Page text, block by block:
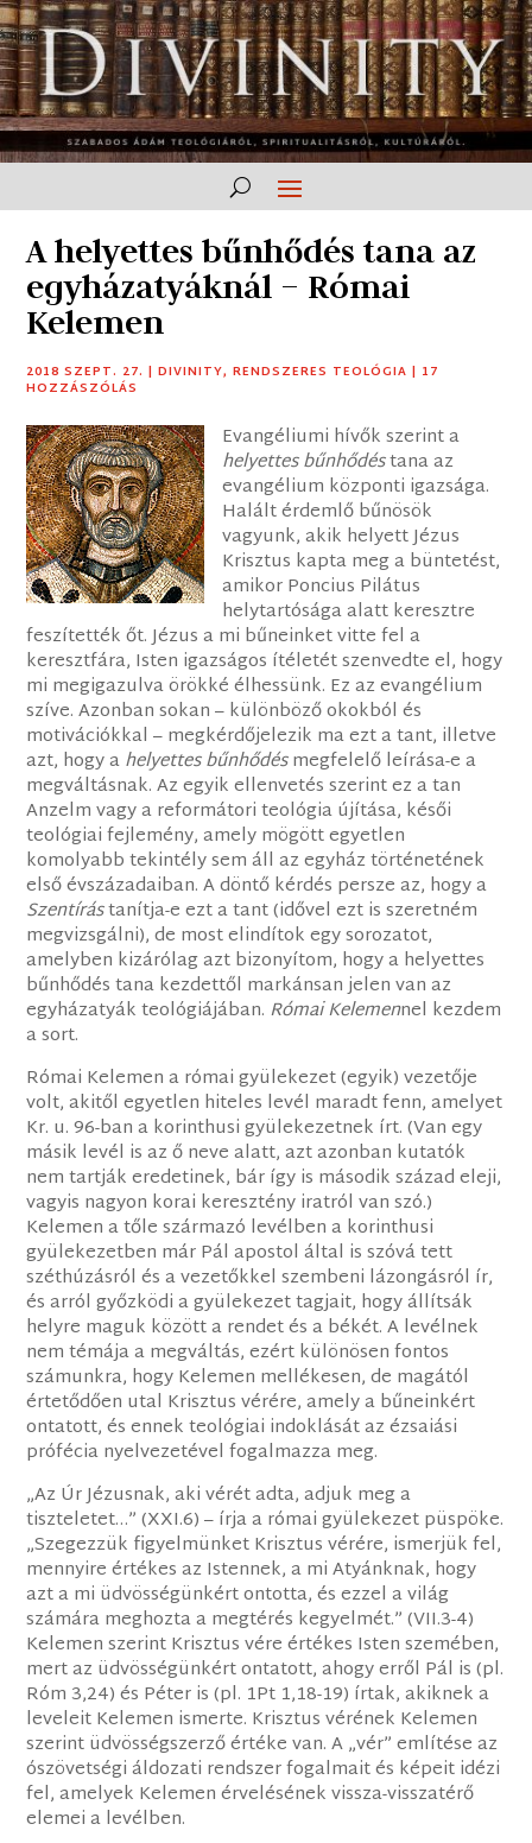
A helyettes bűnhődés tana az
egyházatyáknál – Római
Kelemen
2018 SZEPT. 27. |DIVINITY,RENDSZERES TEOLÓGIA | 17
HOZZÁSZÓLÁS
Evangéliumi hívők szerint a
helyettes bűnhődéstana az
evangélium központi igazsága.
Halált érdemlő bűnösök
vagyunk, akik helyett Jézus
Krisztus kapta meg a büntetést,
amikor Poncius Pilátus
helytartósága alatt keresztre
feszítették őt. Jézus a mi bűneinket vitte fel a
keresztfára, Isten igazságos ítéletét szenvedte el, hogy
mi megigazulva örökké élhessünk. Ez az evangélium
szíve. Azonban sokan – különböző okokból és
motivációkkal – megkérdőjelezik ma ezt a tant, illetve
azt, hogy ahelyettes bűnhődésmegfelelő leírása-e a
megváltásnak. Az egyik ellenvetés szerint ez a tan
Anzelm vagy a reformátori teológia újítása, késői
teológiai fejlemény, amely mögött egyetlen
komolyabb tekintély sem áll az egyház történetének
első évszázadaiban. A döntő kérdés persze az, hogy a
Szentírástanítja-e ezt a tant (idővel ezt is szeretném
megvizsgálni), de most elindítok egy sorozatot,
amelyben kizárólag azt bizonyítom, hogy a helyettes
bűnhődés tana kezdettől markánsan jelen van az
egyházatyák teológiájában. Római Kelemennel kezdem
a sort.
Római Kelemen a római gyülekezet (egyik) vezetője
volt, akitől egyetlen hiteles levél maradt fenn, amelyet
Kr. u. 96-ban a korinthusi gyülekezetnek írt. (Van egy
másik levél is az ő neve alatt, azt azonban kutatók
nem tartják eredetinek, bár így is második század eleji,
vagyis nagyon korai keresztény iratról van szó.)
Kelemen a tőle származó levélben a korinthusi
gyülekezetben már Pál apostol által is szóvá tett
széthúzásról és a vezetőkkel szembeni lázongásról ír,
és arról győzködi a gyülekezet tagjait, hogy állítsák
helyre maguk között a rendet és a békét. A levélnek
nem témája a megváltás, ezért különösen fontos
számunkra, hogy Kelemen mellékesen, de magától
értetődően utal Krisztus vérére, amely a bűneinkért
ontatott, és ennek teológiai indoklását az ézsaiási
prófécia nyelvezetével fogalmazza meg.
„Az Úr Jézusnak, aki vérét adta, adjuk meg a
tiszteletet…” (XXI.6) – írja a római gyülekezet püspöke.
„Szegezzük figyelmünket Krisztus vérére, ismerjük fel,
mennyire értékes az Istennek, a mi Atyánknak, hogy
azt a mi üdvösségünkért ontotta, és ezzel a világ
számára meghozta a megtérés kegyelmét.” (VII.3-4)
Kelemen szerint Krisztus vére értékes Isten szemében,
mert az üdvösségünkért ontatott, ahogy erről Pál is (pl.
Róm 3,24) és Péter is (pl. 1Pt 1,18-19) írtak, akiknek a
leveleit Kelemen ismerte. Krisztus vérének Kelemen
szerint üdvösségszerző értéke van. A „vér” említése az
ószövetségi áldozati rendszer fogalmait és képeit idézi
fel, amelyek Kelemen érvelésének vissza-visszatérő
elemei a levélben.